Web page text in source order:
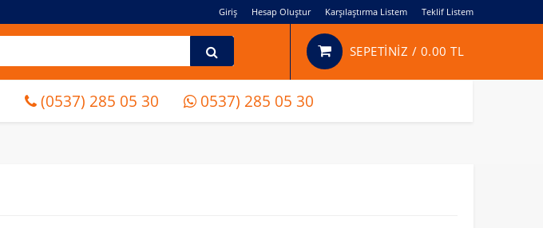
Giriş Hesap Oluştur Karşılaştırma Listem Teklif Listem
SEPETİNİZ / 0.00 TL
(0537) 285 05 30 0537) 285 05 30